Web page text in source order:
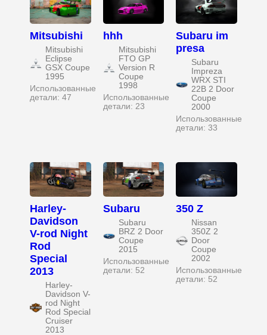
Mitsubishi
Mitsubishi
Eclipse
GSX Coupe
1995
Использованные
детали: 47
hhh
Mitsubishi
FTO GP
Version R
Coupe
1998
Использованные
детали: 23
Subaru im
presa
Subaru
Impreza
WRX STI
22B 2 Door
Coupe
2000
Использованные
детали: 33
Harley-
Davidson
V-rod Night
Rod
Special
2013
Harley-
Davidson V-
rod Night
Rod Special
Cruiser
2013
Subaru
Subaru
BRZ 2 Door
Coupe
2015
Использованные
детали: 52
350 Z
Nissan
350Z 2
Door
Coupe
2002
Использованные
детали: 52